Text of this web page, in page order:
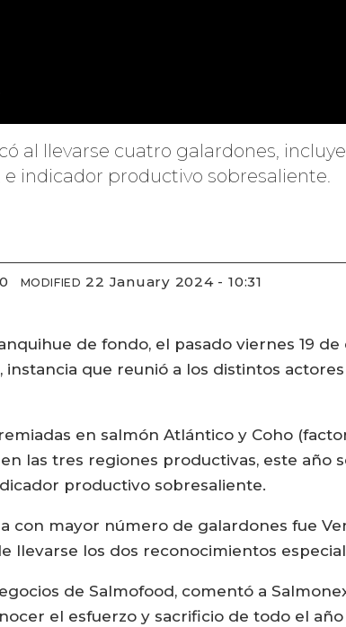
al llevarse cuatro galardones,
indicador productivo sobresaliente.
MODIFIED 22 January 2024 - 10:31
de fondo, el pasado viernes 19
instancia que reunió a los distintos
en salmón Atlántico y Coho
las tres regiones productivas, este año
productivo sobresaliente.
con mayor número de galardones fue
llevarse los dos reconocimientos
de Salmofood, comentó a
el esfuerzo y sacrificio de todo el